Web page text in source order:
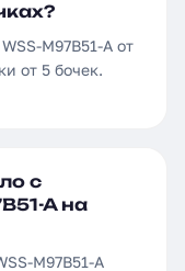
M97B51-A от
от 5 бочек.
с
A на
M97B51-A